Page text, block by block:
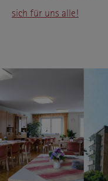
sich für uns alle!